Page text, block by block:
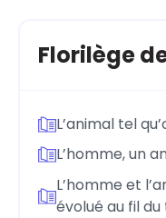
Florilège
L’animal tel
L’homme, un
L’homme et
évolué au fil